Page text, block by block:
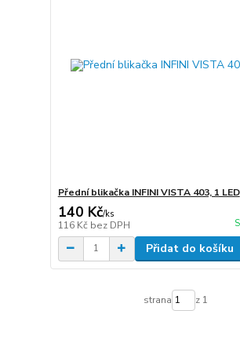
Přední blikačka INFINI VISTA 403, 1 LED
140 Kč/ks
116 Kč bez DPH
Přidat do košíku
strana z 1